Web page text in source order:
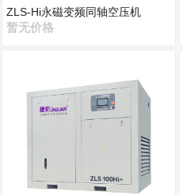
ZLS-Hi永磁变频同轴空压机
暂无价格